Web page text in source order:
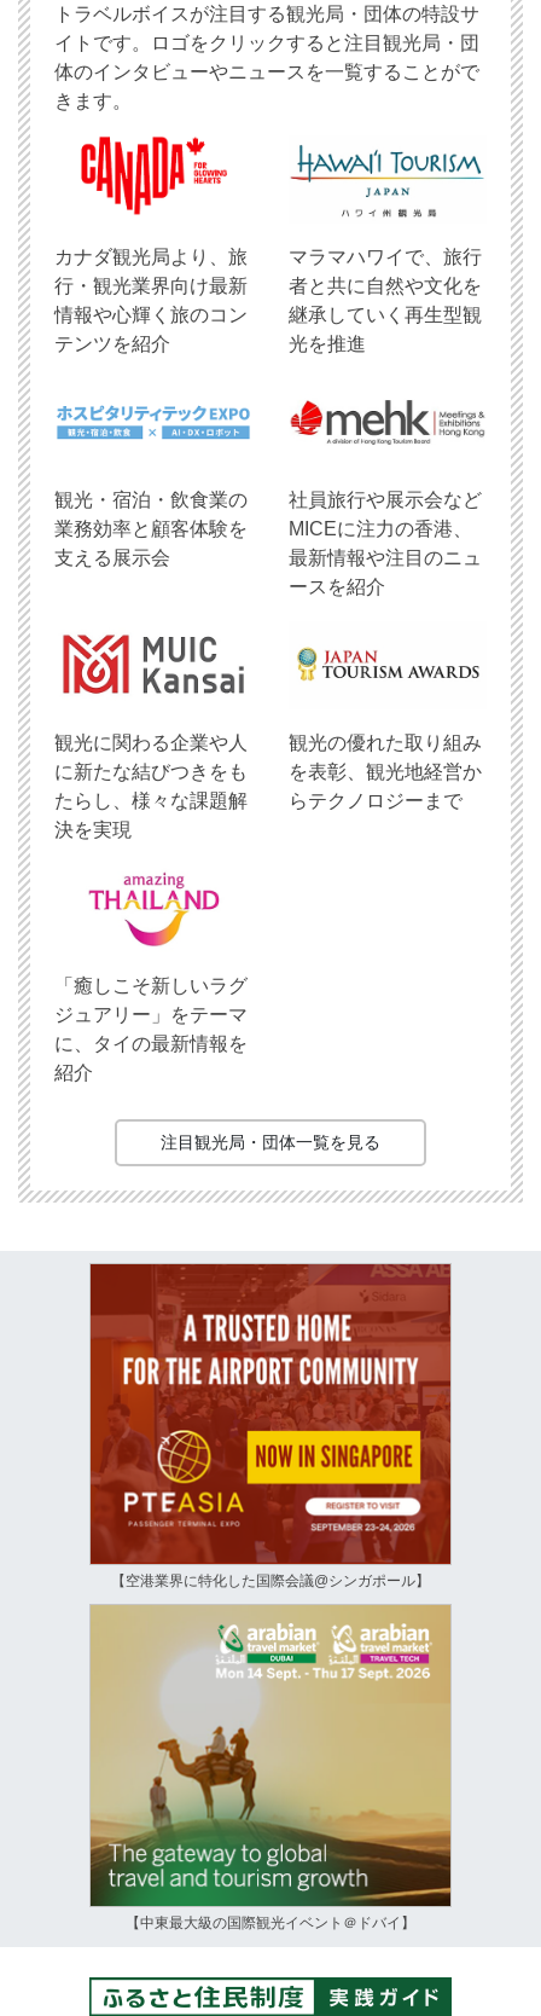
トラベルボイスが注目する観光局・団体の特設サ
イトです。ロゴをクリックすると注目観光局・団
体のインタビューやニュースを一覧することがで
きます。
​カナダ観光局より、旅
行・観光業界向け最新
情報や心輝く旅のコン
テンツを紹介
マラマハワイで、旅行
者と共に自然や文化を
継承していく再生型観
光を推進
観光・宿泊・飲食業の
業務効率と顧客体験を
支える展示会
社員旅行や展示会など
MICEに注力の香港、
最新情報や注目のニュ
ースを紹介
観光に関わる企業や人
に新たな結びつきをも
たらし、様々な課題解
決を実現
観光の優れた取り組み
を表彰、観光地経営か
らテクノロジーまで
「癒しこそ新しいラグ
ジュアリー」をテーマ
に、タイの最新情報を
紹介
注目観光局・団体一覧を見る
【空港業界に特化した国際会議@シンガポール】
【中東最大級の国際観光イベント＠ドバイ】